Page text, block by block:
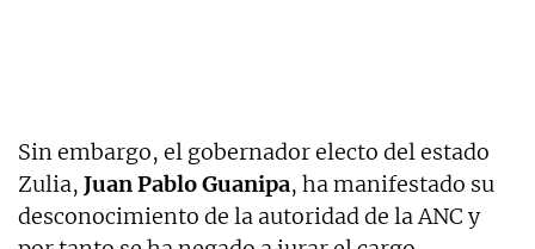
Sin embargo, el gobernador electo del estado
Zulia, Juan Pablo Guanipa, ha manifestado su
desconocimiento de la autoridad de la ANC y